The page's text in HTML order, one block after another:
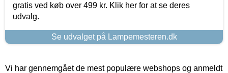
gratis ved køb over 499 kr. Klik her for at se deres
udvalg.
Se udvalget på Lampemesteren.dk
Vi har gennemgået de mest populære webshops og anmeldt